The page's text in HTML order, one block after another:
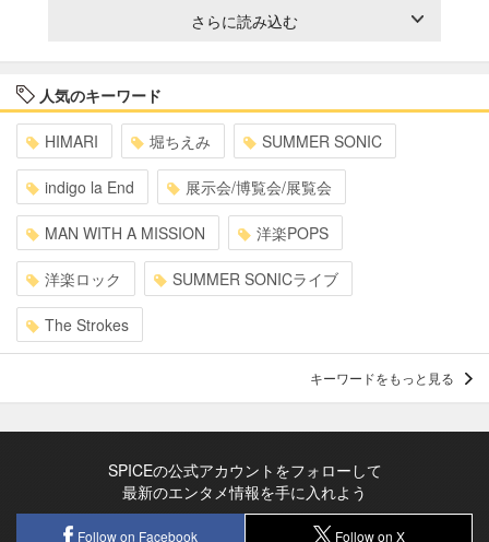
さらに読み込む
人気のキーワード
HIMARI 堀ちえみ SUMMER SONIC
indigo la End 展示会/博覧会/展覧会
MAN WITH A MISSION 洋楽POPS
洋楽ロック SUMMER SONICライブ
The Strokes
キーワードをもっと見る
SPICEの公式アカウントをフォローして
最新のエンタメ情報を手に入れよう
Follow on Facebook Follow on X